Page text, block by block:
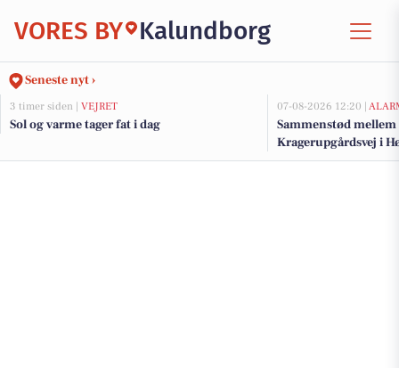
VORES BY Kalundborg
Seneste nyt ›
3 timer siden | VEJRET
Sol og varme tager fat i dag
07-08-2026 12:20 |
Sammenstød
Kragerupgårdsvej i